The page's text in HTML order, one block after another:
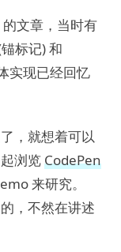
的文章，当时有
标记) 和
实现已经回忆
，就想着可以
浏览CodePen
来研究。
，不然在讲述